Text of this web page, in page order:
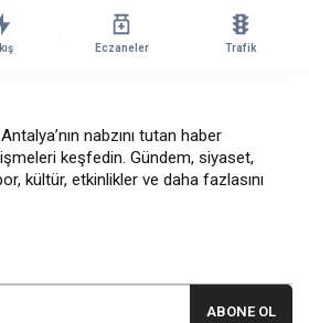
Eczaneler Trafik
nabzını tutan haber
keşfedin. Gündem, siyaset,
kültür, etkinlikler ve daha fazlasını
ABONE OL